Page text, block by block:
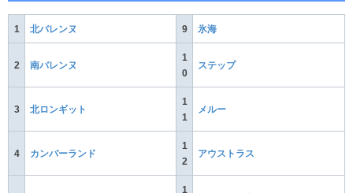
1 北バレンヌ 9 氷海
2 南バレンヌ
1
0
ステップ
3 北ロンギット
1
1
メルー
4 カンバーランド
1
2
アウストラス
1